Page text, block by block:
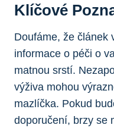
Klíčové
Doufáme, že⁢ článek
informace o péči ‌o
matnou srstí.
výživa mohou
mazlíčka. Pokud
doporučení, brzy se